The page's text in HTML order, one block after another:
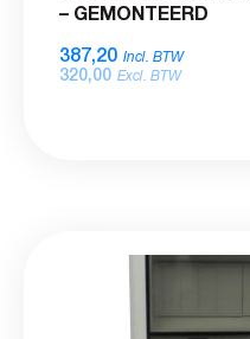
– GEMONTEERD
387,20 Incl. BTW
320,00 Excl. BTW